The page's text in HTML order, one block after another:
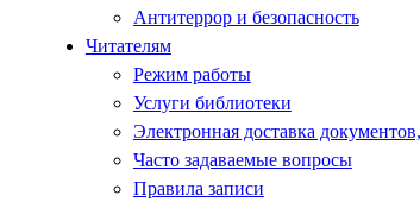
Антитеррор и безопасность
Читателям
Режим работы
Услуги библиотеки
Электронная доставка
Часто задаваемые вопросы
Правила записи